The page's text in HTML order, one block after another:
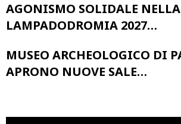
AGONISMO SOLIDALE NELLA
LAMPADODROMIA 2027…
MUSEO ARCHEOLOGICO DI
APRONO NUOVE SALE…